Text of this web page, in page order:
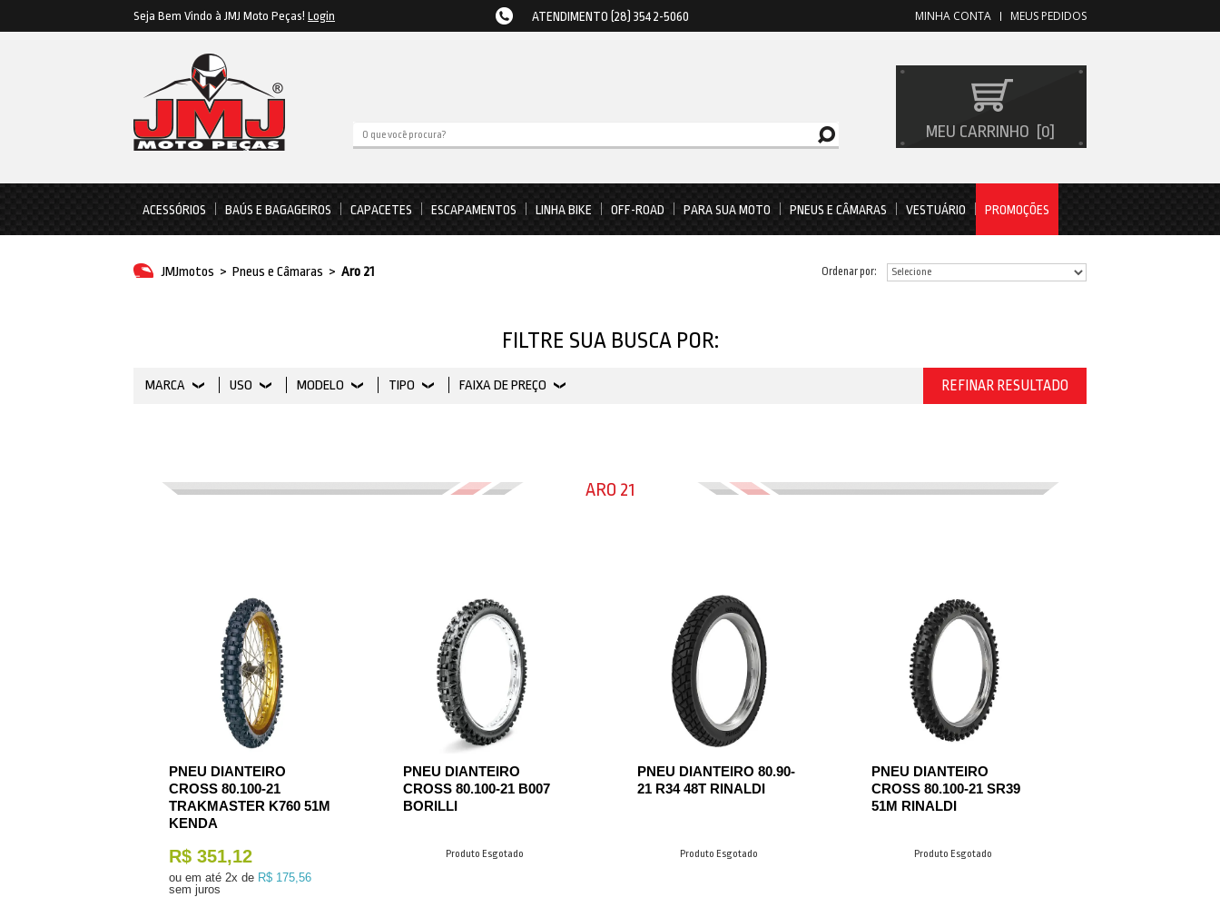
Seja Bem Vindo à JMJ Moto Peças! Login ATENDIMENTO (28) 3542-5060 MEUS PEDIDOS
MINHA CONTA
MEU CARRINHO 0
ACESSÓRIOS BAÚS E BAGAGEIROS CAPACETES ESCAPAMENTOS LINHA BIKE OFF-ROAD PARA SUA MOTO PNEUS E CÂMARAS VESTUÁRIO PROMOÇÕES
JMJmotos > Pneus e Câmaras > Aro 21
FILTRE SUA BUSCA POR:
REFINAR RESULTADO
MARCA USO MODELO TIPO FAIXA DE PREÇO
ARO 21
Ordenar por:
PNEU DIANTEIRO
CROSS 80.100-21
TRAKMASTER K760 51M
KENDA
R$ 351,12
ou em até 2x de R$ 175,56
sem juros
PNEU DIANTEIRO
CROSS 80.100-21 B007
BORILLI
Produto Esgotado
PNEU DIANTEIRO 80.90-
21 R34 48T RINALDI
Produto Esgotado
PNEU DIANTEIRO
CROSS 80.100-21 SR39
51M RINALDI
Produto Esgotado